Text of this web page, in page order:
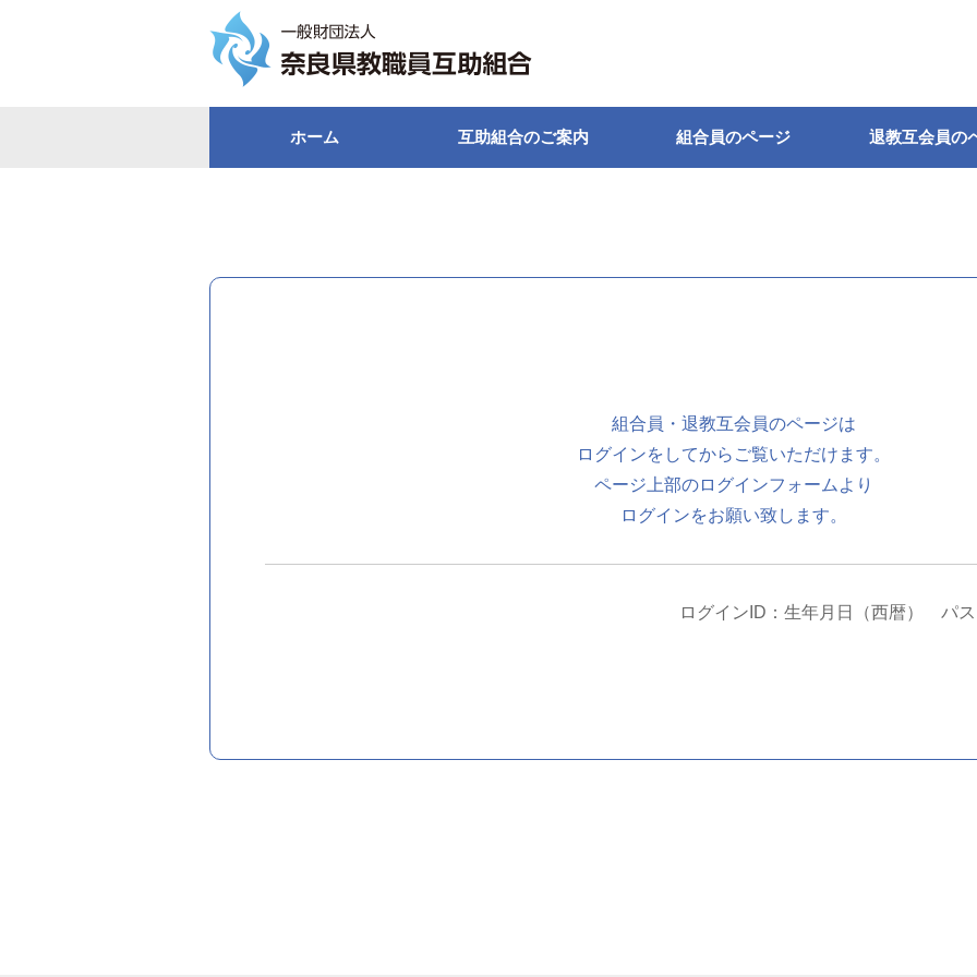
ホーム 互助組合のご案内 組合員のページ 退教互会員の
組合員・退教互会員のページは
ログインをしてからご覧いただけます。
ページ上部のログインフォームより
ログインをお願い致します。
ログインID：生年月日（西暦） パ